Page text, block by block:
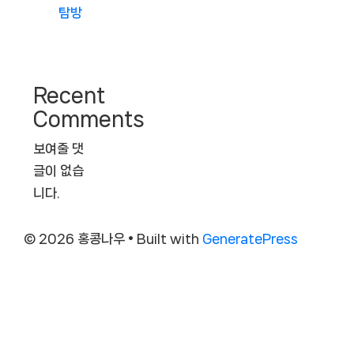
탐방
Recent
Comments
보여줄 댓
글이 없습
니다.
© 2026 홍콩나우 • Built with GeneratePress